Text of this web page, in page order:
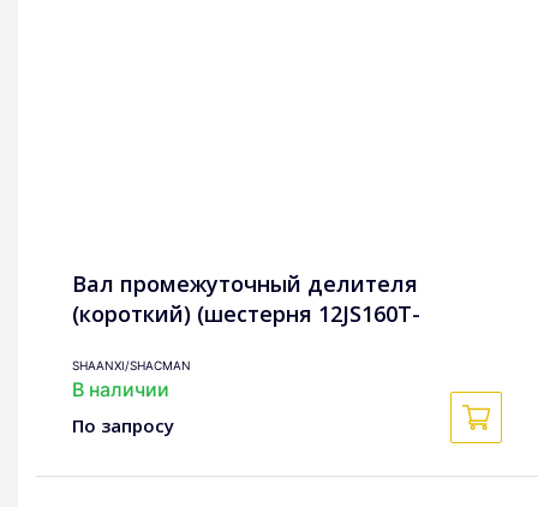
Вал промежуточный делителя
(короткий) (шестерня 12JS160T-
SHAANXI/SHACMAN
В наличии
По запросу